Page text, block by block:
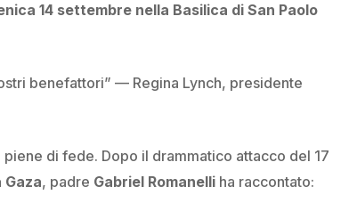
14 settembre nella Basilica di San Paolo
benefattori” — Regina Lynch, presidente
di fede. Dopo il drammatico attacco del 17
Gaza, padre Gabriel Romanelli ha raccontato: